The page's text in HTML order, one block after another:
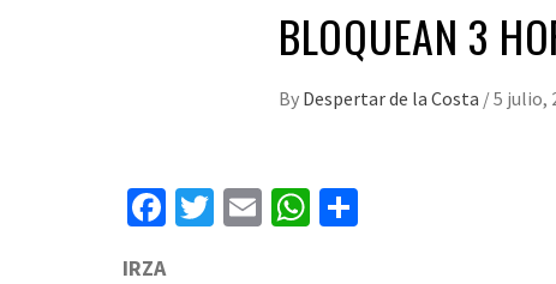
BLOQUEAN 3
By Despertar de la Costa /5 julio,
Facebook
Twitter
EmailWhatsApp
IRZA